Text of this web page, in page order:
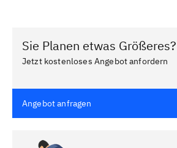
Sie Planen etwas Größeres?
Jetzt kostenloses Angebot anfordern
Angebot anfragen